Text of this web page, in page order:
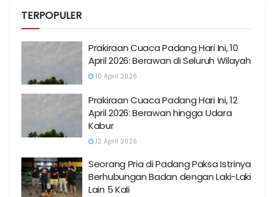
TERPOPULER
Prakiraan Cuaca Padang Hari Ini, 10
April 2026: Berawan di Seluruh Wilayah
10 April 2026
Prakiraan Cuaca Padang Hari Ini, 12
April 2026: Berawan hingga Udara
Kabur
12 April 2026
Seorang Pria di Padang Paksa Istrinya
Berhubungan Badan dengan Laki-Laki
Lain 5 Kali